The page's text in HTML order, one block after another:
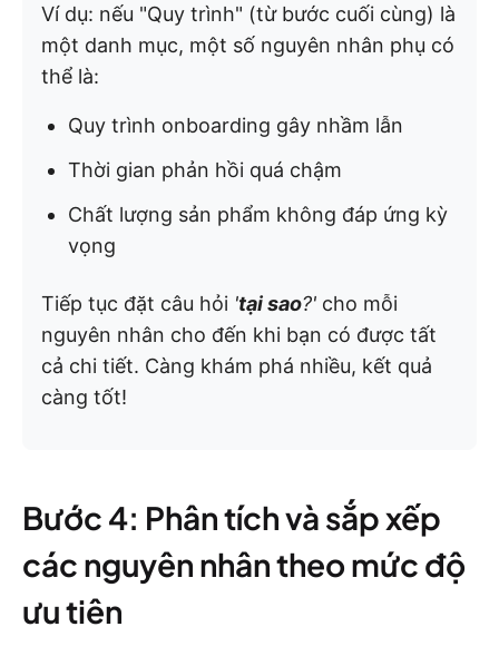
Ví dụ: nếu "Quy trình" (từ bước cuối cùng) là
một danh mục, một số nguyên nhân phụ có
thể là:
Quy trình onboarding gây nhầm lẫn
Thời gian phản hồi quá chậm
Chất lượng sản phẩm không đáp ứng kỳ
vọng
Tiếp tục đặt câu hỏi 'tại sao?' cho mỗi
nguyên nhân cho đến khi bạn có được tất
cả chi tiết. Càng khám phá nhiều, kết quả
càng tốt!
Bước 4: Phân tích và sắp xếp
các nguyên nhân theo mức độ
ưu tiên